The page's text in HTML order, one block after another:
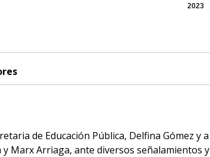
2023
de Educación Pública, Delfina Gómez y a
Marx Arriaga, ante diversos señalamientos y